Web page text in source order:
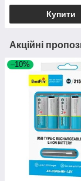
Купити
Акційні
–10%